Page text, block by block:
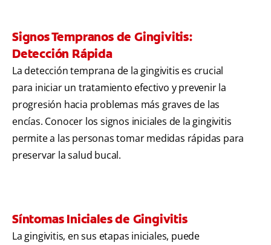
Signos Tempranos de Gingivitis:
Detección Rápida
La detección temprana de la gingivitis es crucial
para iniciar un tratamiento efectivo y prevenir la
progresión hacia problemas más graves de las
encías. Conocer los signos iniciales de la gingivitis
permite a las personas tomar medidas rápidas para
preservar la salud bucal.
Síntomas Iniciales de Gingivitis
La gingivitis, en sus etapas iniciales, puede